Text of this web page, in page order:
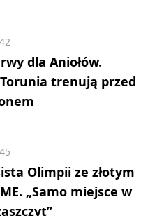
dla Aniołów.
trenują przed
Olimpii ze złotym
„Samo miejsce w